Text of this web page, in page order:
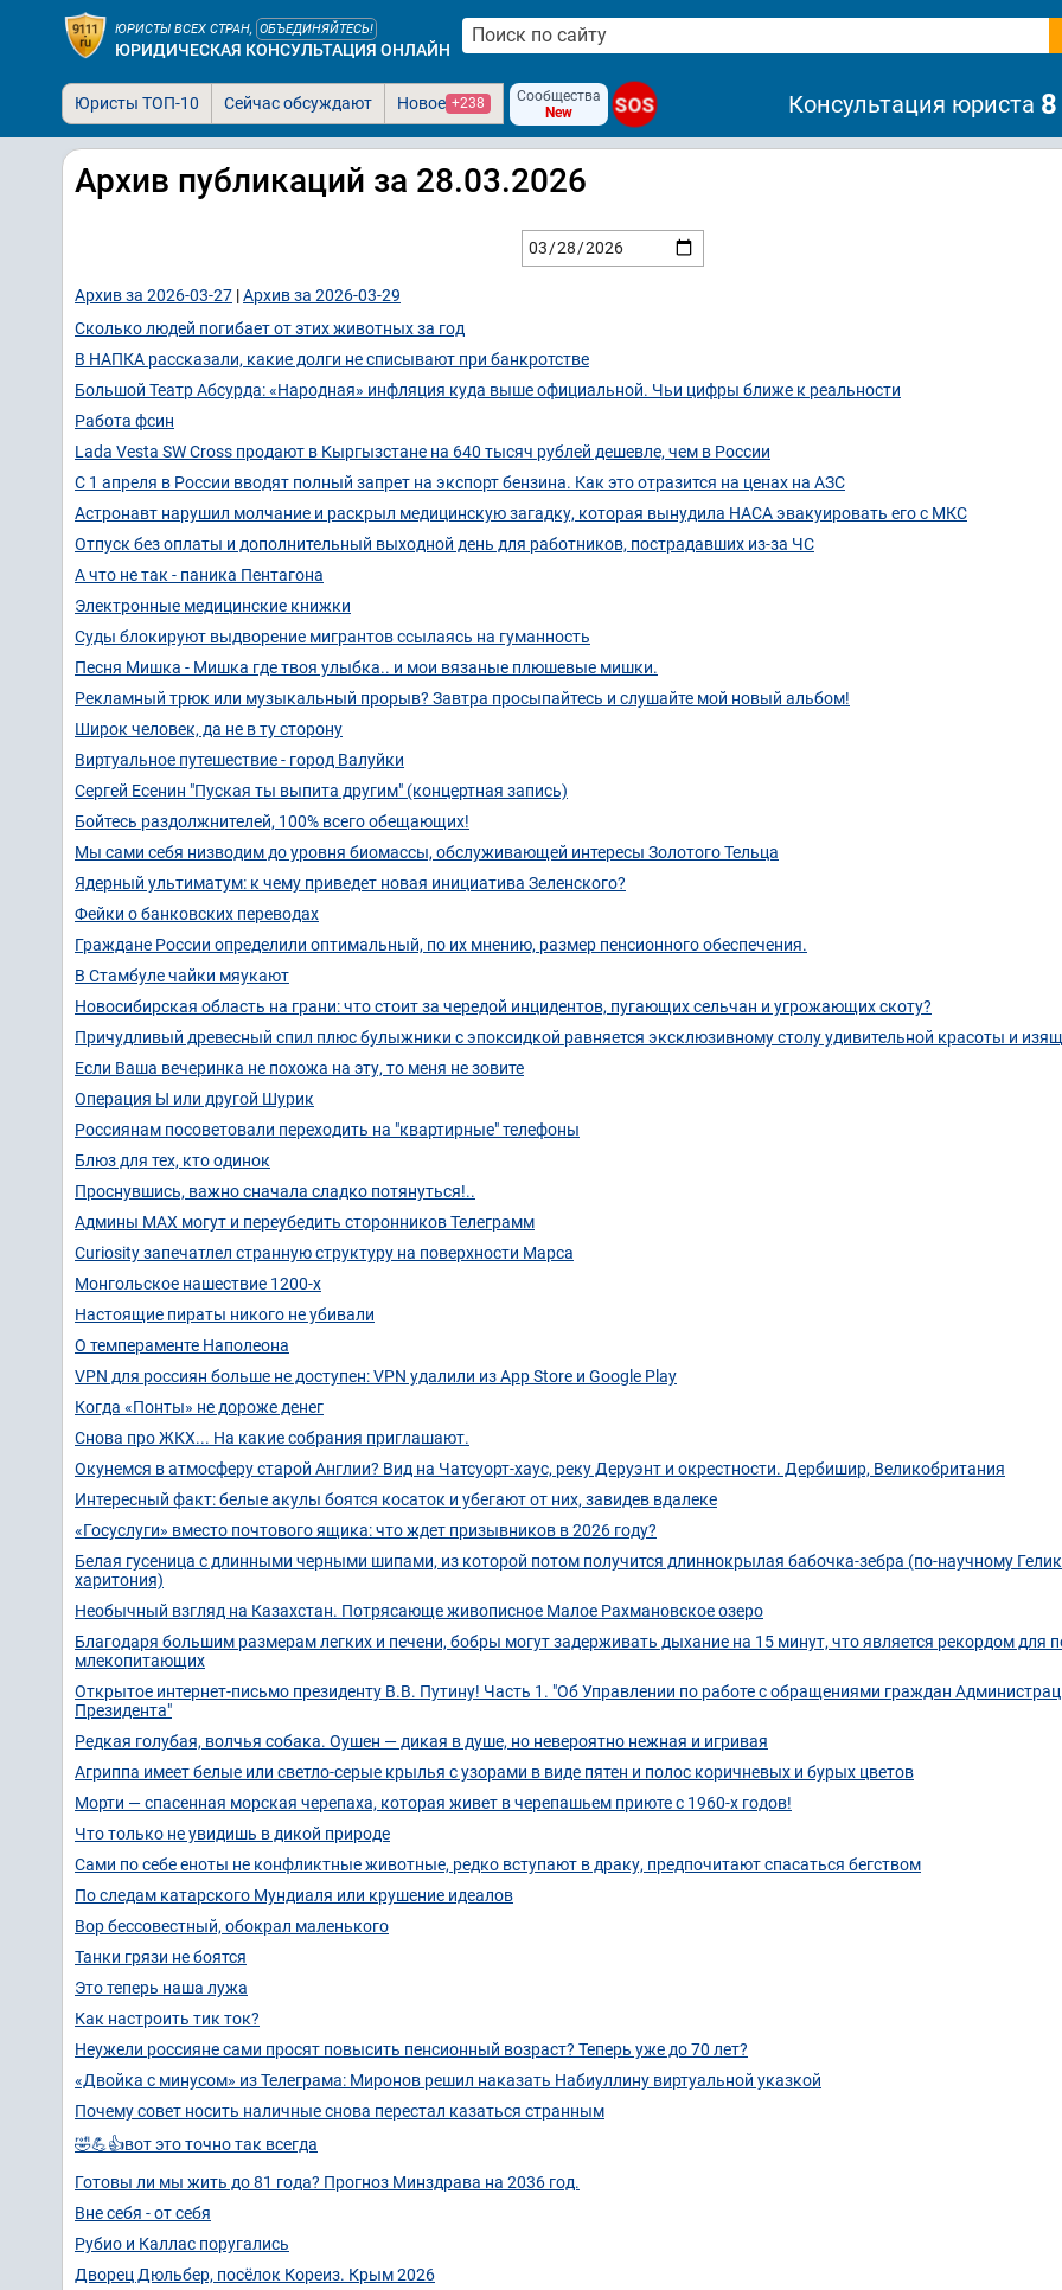
ЮРИСТЫ ВСЕХ СТРАН, ОБЪЕДИНЯЙТЕСЬ!
ЮРИДИЧЕСКАЯ КОНСУЛЬТАЦИЯ ОНЛАЙН
Юристы ТОП-10 Сейчас обсуждают Новое +238
Сообщества
New
SOS Консультация юриста
Архив публикаций за 28.03.2026
Архив за 2026-03-27 |Архив за 2026-03-29
Сколько людей погибает от этих животных за год
В НАПКА рассказали, какие долги не списывают при банкротстве
Большой Театр Абсурда: «Народная» инфляция куда выше официальной. Чьи цифры ближе к реальности
Работа фсин
Lada Vesta SW Cross продают в Кыргызстане на 640 тысяч рублей дешевле, чем в России
С 1 апреля в России вводят полный запрет на экспорт бензина. Как это отразится на ценах на АЗС
Астронавт нарушил молчание и раскрыл медицинскую загадку, которая вынудила НАСА эвакуировать его с МКС
Отпуск без оплаты и дополнительный выходной день для работников, пострадавших из-за ЧС
А что не так - паника Пентагона
Электронные медицинские книжки
Суды блокируют выдворение мигрантов ссылаясь на гуманность
Песня Мишка - Мишка где твоя улыбка.. и мои вязаные плюшевые мишки.
Рекламный трюк или музыкальный прорыв? Завтра просыпайтесь и слушайте мой новый альбом!
Широк человек, да не в ту сторону
Виртуальное путешествие - город Валуйки
Сергей Есенин "Пуская ты выпита другим" (концертная запись)
Бойтесь раздолжнителей, 100% всего обещающих!
Мы сами себя низводим до уровня биомассы, обслуживающей интересы Золотого Тельца
Ядерный ультиматум: к чему приведет новая инициатива Зеленского?
Фейки о банковских переводах
Граждане России определили оптимальный, по их мнению, размер пенсионного обеспечения.
В Стамбуле чайки мяукают
Новосибирская область на грани: что стоит за чередой инцидентов, пугающих сельчан и угрожающих скоту?
Причудливый древесный спил плюс булыжники с эпоксидкой равняется эксклюзивному столу удивительной красоты и
Если Ваша вечеринка не похожа на эту, то меня не зовите
Операция Ы или другой Шурик
Россиянам посоветовали переходить на "квартирные" телефоны
Блюз для тех, кто одинок
Проснувшись, важно сначала сладко потянуться!..
Админы МАХ могут и переубедить сторонников Телеграмм
Curiosity запечатлел странную структуру на поверхности Марса
Монгольское нашествие 1200-х
Настоящие пираты никого не убивали
О темпераменте Наполеона
VPN для россиян больше не доступен: VPN удалили из App Store и Google Play
Когда «Понты» не дороже денег
Снова про ЖКХ... На какие собрания приглашают.
Окунемся в атмосферу старой Англии? Вид на Чатсуорт-хаус, реку Деруэнт и окрестности. Дербишир, Великобритания
Интересный факт: белые акулы боятся косаток и убегают от них, завидев вдалеке
«Госуслуги» вместо почтового ящика: что ждет призывников в 2026 году?
Белая гусеница с длинными черными шипами, из которой потом получится длиннокрылая бабочка-зебра (по-научному
харитония)
Необычный взгляд на Казахстан. Потрясающе живописное Малое Рахмановское озеро
Благодаря большим размерам легких и печени, бобры могут задерживать дыхание на 15 минут, что является рекордом для
млекопитающих
Открытое интернет-письмо президенту В.В. Путину! Часть 1. "Об Управлении по работе с обращениями граждан
Президента"
Редкая голубая, волчья собака. Оушен — дикая в душе, но невероятно нежная и игривая
Агриппа имеет белые или светло-серые крылья с узорами в виде пятен и полос коричневых и бурых цветов
Морти — спасенная морская черепаха, которая живет в черепашьем приюте с 1960-х годов!
Что только не увидишь в дикой природе
Сами по себе еноты не конфликтные животные, редко вступают в драку, предпочитают спасаться бегством
По следам катарского Мундиаля или крушение идеалов
Вор бессовестный, обокрал маленького
Танки грязи не боятся
Это теперь наша лужа
Как настроить тик ток?
Неужели россияне сами просят повысить пенсионный возраст? Теперь уже до 70 лет?
«Двойка с минусом» из Телеграма: Миронов решил наказать Набиуллину виртуальной указкой
Почему совет носить наличные снова перестал казаться странным
🤣💪👍вот это точно так всегда
Готовы ли мы жить до 81 года? Прогноз Минздрава на 2036 год.
Вне себя - от себя
Рубио и Каллас поругались
Дворец Дюльбер, посёлок Кореиз. Крым 2026